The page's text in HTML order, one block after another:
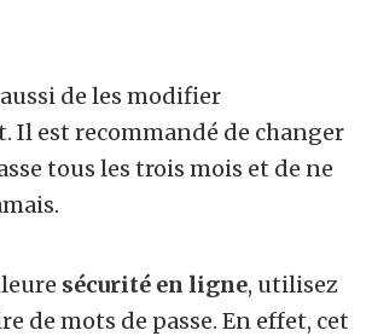
de les modifier
Il est recommandé de changer
tous les trois mois et de ne
sécurité en ligne, utilisez
de mots de passe. En effet, cet